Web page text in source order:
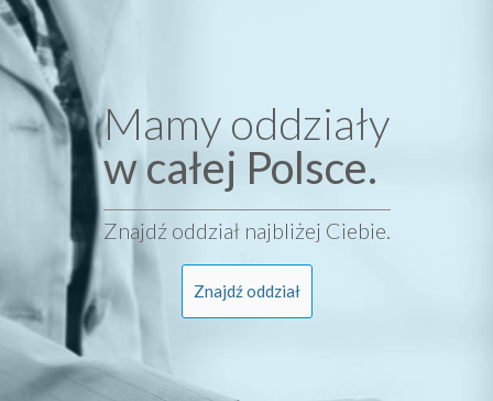
Mamy oddziały
w całej Polsce.
Znajdź oddział najbliżej Ciebie.
Znajdź oddział